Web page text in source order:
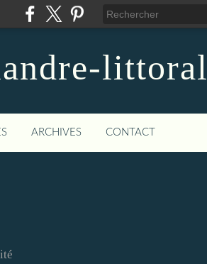
littoral
ARCHIVES CONTACT